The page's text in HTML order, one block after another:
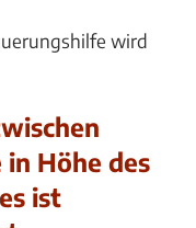
Höhe des
ist